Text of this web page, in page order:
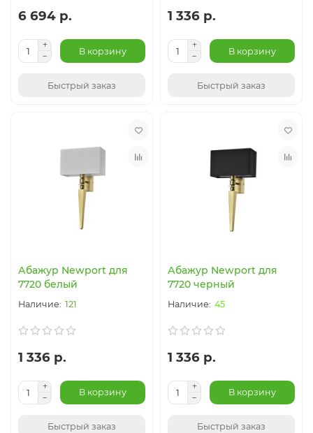
6 694 р.
В корзину
Быстрый заказ
1 336 р.
В корзину
Быстрый заказ
Абажур Newport для
7720 белый
121
1 336 р.
В корзину
Быстрый заказ
Абажур Newport для
7720 черный
45
1 336 р.
В корзину
Быстрый заказ